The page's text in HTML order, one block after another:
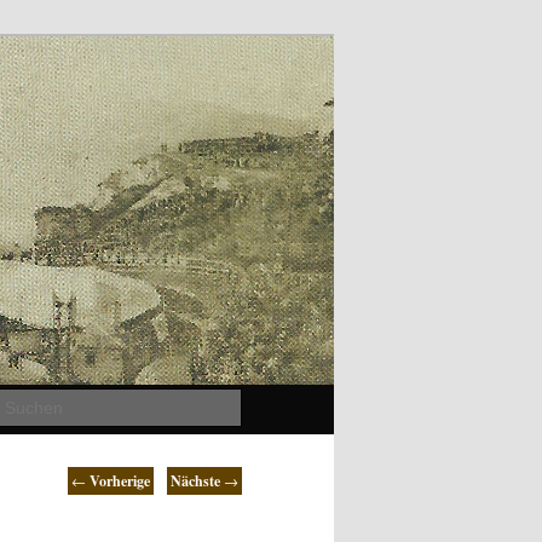
← Vorherige Nächste →